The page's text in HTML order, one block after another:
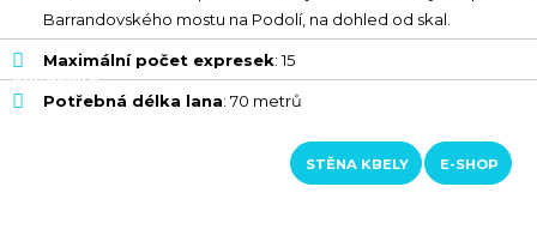
RAKOUSKO
STĚNA KBELY E-SHOP
Barrandovského mostu na Podolí, na dohled od skal.
Maximální počet expresek: 15
Potřebná délka lana: 70 metrů